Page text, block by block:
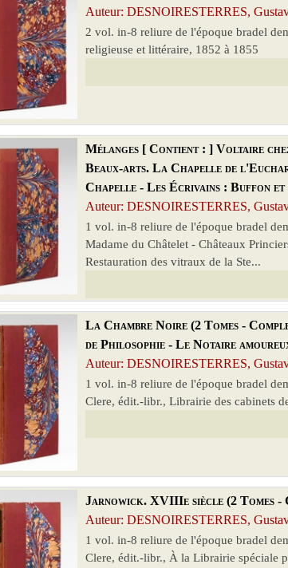
Auteur: DESNOIRESTERRES,
2 vol. in-8 reliure de l'époque bradel
religieuse et littéraire, 1852 à 1855
Mélanges [ Contient : ] Voltaire
Beaux-arts. La Chapelle de
Chapelle - Les Écrivains : Buffon
Auteur: DESNOIRESTERRES,
1 vol. in-8 reliure de l'époque bradel
Madame du Châtelet - Châteaux
Restauration des vitraux de la Ste...
La Chambre Noire (2 Tomes -
de Philosophie - Le Notaire
Auteur: DESNOIRESTERRES,
1 vol. in-8 reliure de l'époque bradel
Clere, édit.-libr., Librairie des cabinets
Jarnowick. XVIIIe siècle (2 Tomes
Auteur: DESNOIRESTERRES,
1 vol. in-8 reliure de l'époque bradel
Clere, édit.-libr., À la Librairie spéciale